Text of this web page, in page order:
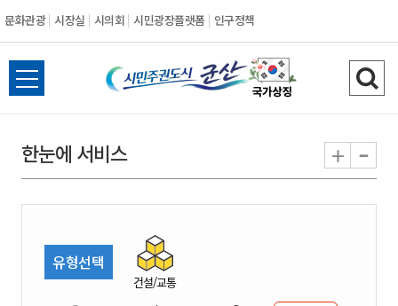
문화관광 시장실 시의회 시민광장플랫폼 인구정책
시
민
권
시
전
체
뉴
열
검
색
기
한눈에 서비스 + -
유형선택
건설/교통